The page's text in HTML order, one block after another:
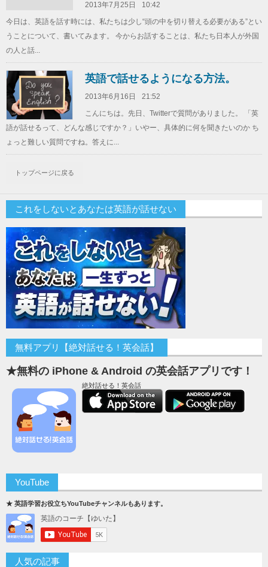
2013年7月25日
10:42
今日は、英語を話す時には、私たちは少し“頭の中を切り替える必要がある”とい
うことについて、書いてみます。 今からお話することは、私たち日本人が外国
の人と話...
英語で話せるようになる方法。
2013年6月16日
21:52
こんにちは。先日、Twitterで質問がありました。 「英
語が話せるって、どんな感じですか？」いやー、具体的に何を聞きたいのか ち
ょっと難しい質問ですね。答えに...
トップページに戻る
これをしないとあなたは英語が話せない
無料アプリ【絶対話せる！英会話】
★無料の iPhone & Android の英会話アプリです！
絶対話せる！英会話
YouTube
★ 英語学習お役立ちYouTubeチャンネルもあります。
人気の記事